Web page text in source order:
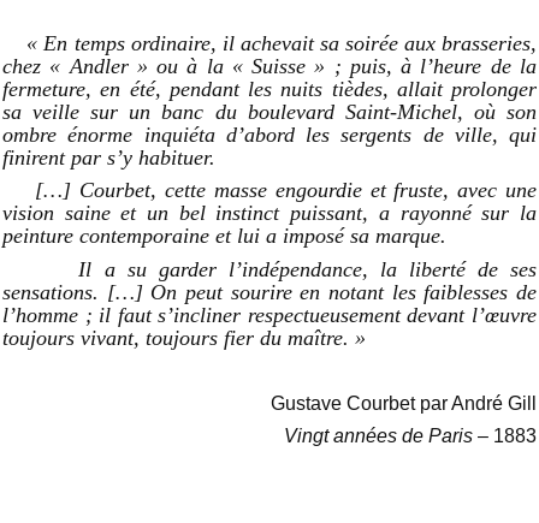
« En temps ordinaire, il achevait sa soirée aux brasseries,
chez « Andler »ou à la « Suisse » ; puis, à l’heure de la
fermeture, en été, pendant les nuits tièdes, allait prolonger
sa veille sur un banc du boulevard Saint-Michel, où son
ombre énorme inquiéta d’abord les sergents de ville, qui
finirent par s’y habituer.
[…] Courbet, cette masse engourdie et fruste, avec une
vision saine et un bel instinct puissant, a rayonné sur la
peinture contemporaine et lui a imposé sa marque.
Il a su garder l’indépendance, la liberté de ses
sensations. […] On peut sourire en notant les faiblesses de
l’homme ; il faut s’incliner respectueusement devant l’œuvre
toujours vivant, toujours fier du maître. »
Gustave Courbet par André Gill
Vingt années de Paris – 1883